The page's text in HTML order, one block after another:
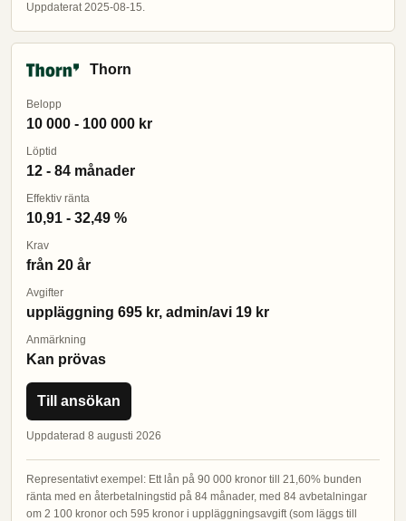
Uppdaterat 2025-08-15.
Thorn
Belopp
10 000 - 100 000 kr
Löptid
12 - 84 månader
Effektiv ränta
10,91 - 32,49 %
Krav
från 20 år
Avgifter
uppläggning 695 kr, admin/avi 19 kr
Anmärkning
Kan prövas
Till ansökan
Uppdaterad 8 augusti 2026
Representativt exempel: Ett lån på 90 000 kronor till 21,60% bunden
ränta med en återbetalningstid på 84 månader, med 84 avbetalningar
om 2 100 kronor och 595 kronor i uppläggningsavgift (som läggs till